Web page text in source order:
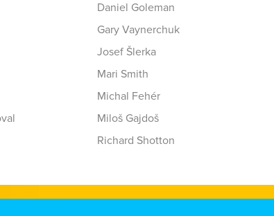
Daniel Goleman
Gary Vaynerchuk
Josef Šlerka
Mari Smith
Michal Fehér
Miloš Gajdoš
Richard Shotton